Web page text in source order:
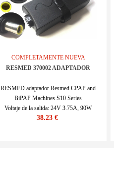
COMPLETAMENTE NUEVA
RESMED 370002 ADAPTADOR
RESMED adaptador Resmed CPAP and
BiPAP Machines S10 Series
Voltaje de la salida: 24V 3.75A, 90W
SKU : RES17187
38.23 €